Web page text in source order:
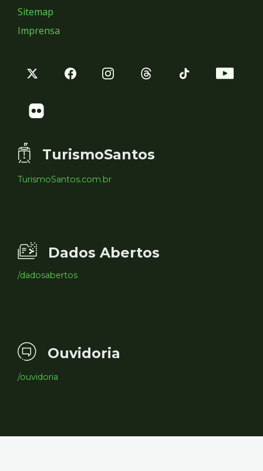
Sitemap
Imprensa
TurismoSantos
TurismoSantos.com.br
Dados Abertos
/dadosabertos
Ouvidoria
/ouvidoria